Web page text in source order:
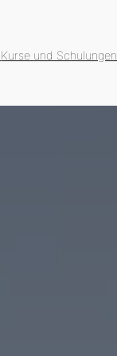
Kurse und Schulungen